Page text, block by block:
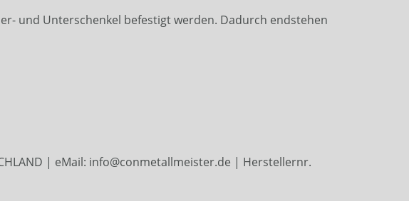
und Unterschenkel befestigt werden. Dadurch endstehen
| eMail: info@conmetallmeister.de | Herstellernr.